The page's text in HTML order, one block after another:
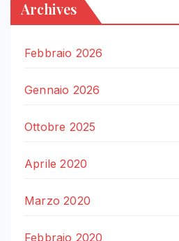
Archives
Febbraio 2026
Gennaio 2026
Ottobre 2025
Aprile 2020
Marzo 2020
Febbraio 2020